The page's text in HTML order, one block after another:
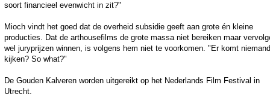
soort financieel evenwicht in zit?"
Mioch vindt het goed dat de overheid subsidie geeft aan grote én kleine
producties. Dat de arthousefilms de grote massa niet bereiken maar
wel juryprijzen winnen, is volgens hem niet te voorkomen. "Er komt niemand
kijken? So what?"
De Gouden Kalveren worden uitgereikt op het Nederlands Film Festival in
Utrecht.